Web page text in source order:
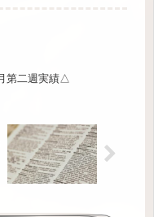
第二週実績△